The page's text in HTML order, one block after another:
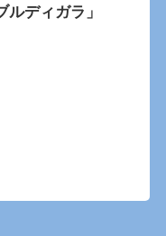
ディガラ」